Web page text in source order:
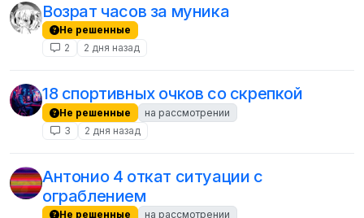
Возрат часов за муника
Не решенные
2
2 дня назад
18 спортивных очков со скрепкой
Не решенные
на рассмотрении
3
2 дня назад
Антонио 4 откат ситуации с
ограблением
Не решенные
на рассмотрении